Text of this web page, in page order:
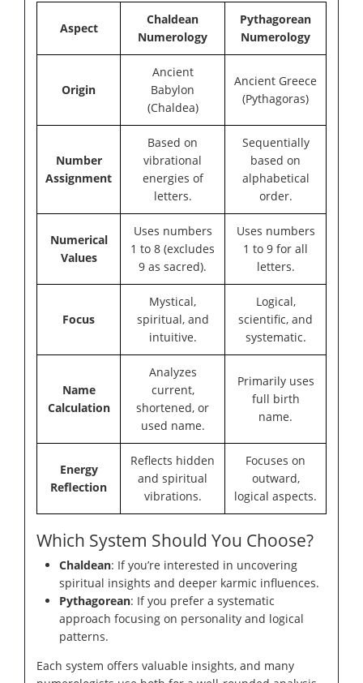
Aspect
Chaldean
Numerology
Pythagorean
Numerology
Origin
Ancient
Babylon
(Chaldea)
Ancient Greece
(Pythagoras)
Number
Assignment
Based on
vibrational
energies of
letters.
Sequentially
based on
alphabetical
order.
Numerical
Values
Uses numbers
1 to 8 (excludes
9 as sacred).
Uses numbers
1 to 9 for all
letters.
Focus
Mystical,
spiritual, and
intuitive.
Logical,
scientific, and
systematic.
Name
Calculation
Analyzes
current,
shortened, or
used name.
Primarily uses
full birth
name.
Energy
Reflection
Reflects hidden
and spiritual
vibrations.
Focuses on
outward,
logical aspects.
Which System Should You Choose?
Chaldean: If you’re interested in uncovering
spiritual insights and deeper karmic influences.
Pythagorean: If you prefer a systematic
approach focusing on personality and logical
patterns.
Each system offers valuable insights, and many